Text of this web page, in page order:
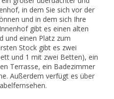
in dem Sie sich vor der
und in dem sich Ihre
gibt es einen alten
und einen Platz zum
Stock gibt es zwei
und 1 mit zwei Betten), ein
Terrasse, ein Badezimmer
Außerdem verfügt es über